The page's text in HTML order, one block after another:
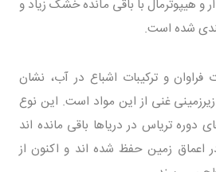
هیپوترمال با باقی مانده خشک زیاد و
بندی شده است.
فراوان و ترکیبات اشباع در آب، نشان
زیرزمینی غنی از این مواد است. این نوع
دوره تریاس در دریاها باقی مانده اند
اعماق زمین حفظ شده اند و اکنون از